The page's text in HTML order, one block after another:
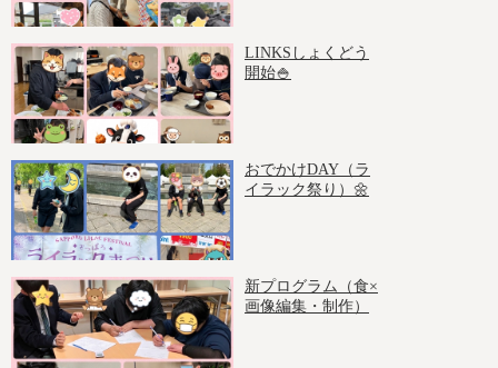
LINKSしょくどう
開始🍚
おでかけDAY（ラ
イラック祭り）🌼
新プログラム（食×
画像編集・制作）